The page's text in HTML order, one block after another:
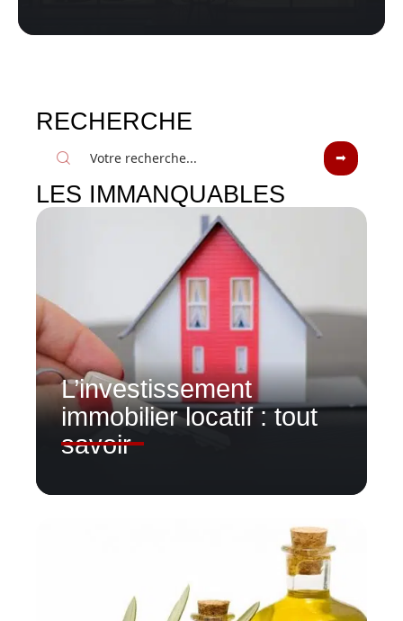
RECHERCHE
LES IMMANQUABLES
L’investissement
immobilier locatif : tout
savoir